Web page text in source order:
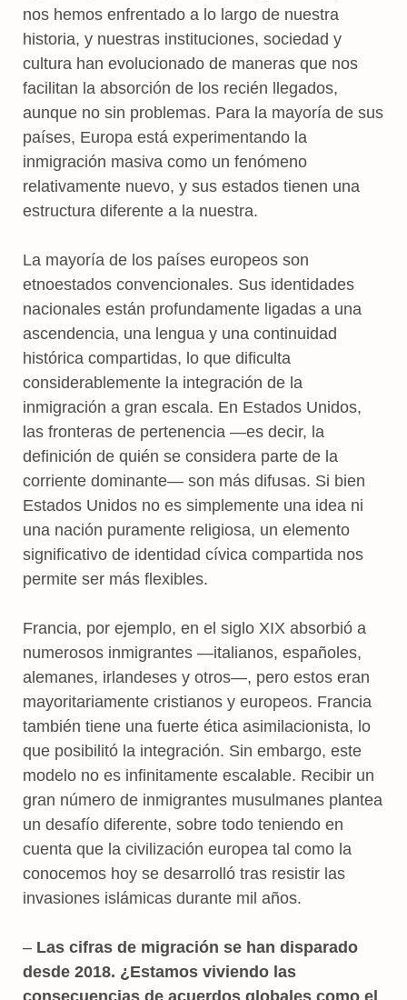
nos hemos enfrentado a lo largo de nuestra
historia, y nuestras instituciones, sociedad y
cultura han evolucionado de maneras que nos
facilitan la absorción de los recién llegados,
aunque no sin problemas. Para la mayoría de sus
países, Europa está experimentando la
inmigración masiva como un fenómeno
relativamente nuevo, y sus estados tienen una
estructura diferente a la nuestra.
La mayoría de los países europeos son
etnoestados convencionales. Sus identidades
nacionales están profundamente ligadas a una
ascendencia, una lengua y una continuidad
histórica compartidas, lo que dificulta
considerablemente la integración de la
inmigración a gran escala. En Estados Unidos,
las fronteras de pertenencia —es decir, la
definición de quién se considera parte de la
corriente dominante— son más difusas. Si bien
Estados Unidos no es simplemente una idea ni
una nación puramente religiosa, un elemento
significativo de identidad cívica compartida nos
permite ser más flexibles.
Francia, por ejemplo, en el siglo XIX absorbió a
numerosos inmigrantes —italianos, españoles,
alemanes, irlandeses y otros—, pero estos eran
mayoritariamente cristianos y europeos. Francia
también tiene una fuerte ética asimilacionista, lo
que posibilitó la integración. Sin embargo, este
modelo no es infinitamente escalable. Recibir un
gran número de inmigrantes musulmanes plantea
un desafío diferente, sobre todo teniendo en
cuenta que la civilización europea tal como la
conocemos hoy se desarrolló tras resistir las
invasiones islámicas durante mil años.
– Las cifras de migración se han disparado
desde 2018. ¿Estamos viviendo las
consecuencias de acuerdos globales como el